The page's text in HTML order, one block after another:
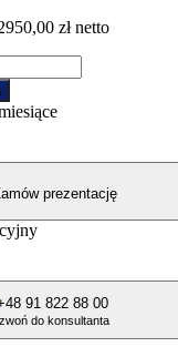
złnetto
prezentację
91 822 88 00
do konsultanta